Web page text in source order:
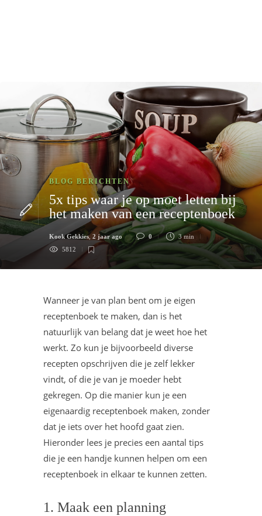
BLOG BERICHTEN
5x tips waar je op moet letten bij
het maken van een receptenboek
Kook Gekkies, 2 jaar ago 0
3 min
5812
Wanneer je van plan bent om je eigen
receptenboek te maken, dan is het
natuurlijk van belang dat je weet hoe het
werkt. Zo kun je bijvoorbeeld diverse
recepten opschrijven die je zelf lekker
vindt, of die je van je moeder hebt
gekregen. Op die manier kun je een
eigenaardig receptenboek maken, zonder
dat je iets over het hoofd gaat zien.
Hieronder lees je precies een aantal tips
die je een handje kunnen helpen om een
receptenboek in elkaar te kunnen zetten.
1. Maak een planning